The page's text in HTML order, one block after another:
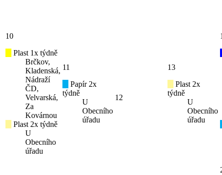
10
Plast 1x týdně
Brčkov,
Kladenská,
Nádraží
ČD,
Velvarská,
Za
Kovárnou
Plast 2x týdně
U
Obecního
úřadu
11
Papír 2x
týdně
U
Obecního
úřadu
12
13
Plast 2x
týdně
U
Obecního
úřadu